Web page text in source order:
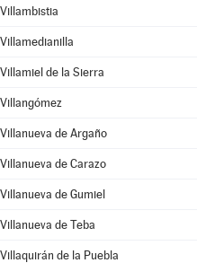
Villambistia
Villamedianilla
Villamiel de la Sierra
Villangómez
Villanueva de Argaño
Villanueva de Carazo
Villanueva de Gumiel
Villanueva de Teba
Villaquirán de la Puebla